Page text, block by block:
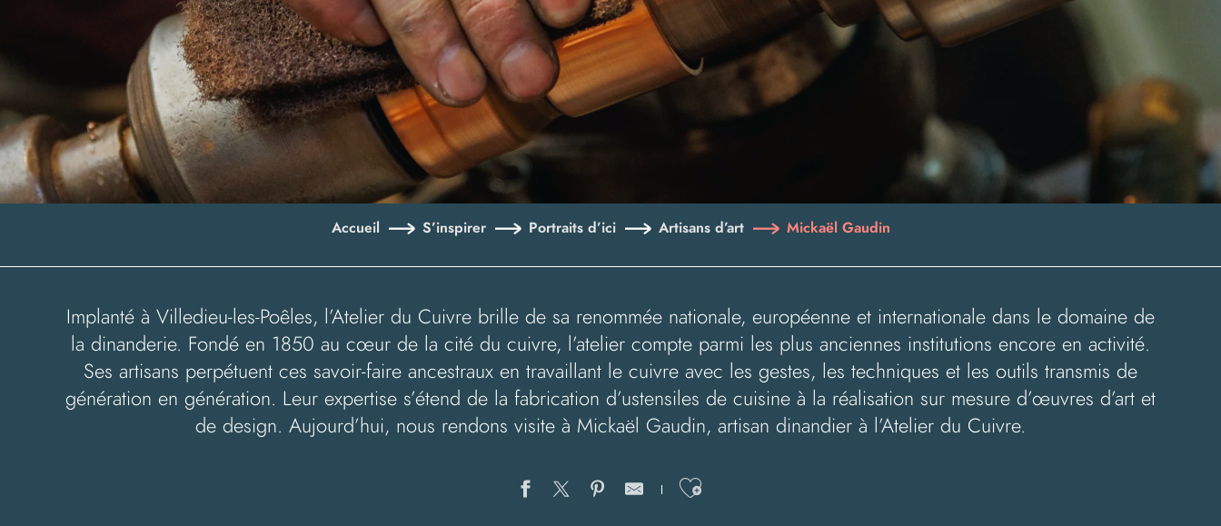
Accueil S’inspirer Portraits d’ici Artisans d’art Mickaël Gaudin
Implanté à Villedieu-les-Poêles, l’Atelier du Cuivre brille de sa renommée nationale, européenne et internationale dans le domaine de
la dinanderie. Fondé en 1850 au cœur de la cité du cuivre, l’atelier compte parmi les plus anciennes institutions encore en activité.
Ses artisans perpétuent ces savoir-faire ancestraux en travaillant le cuivre avec les gestes, les techniques et les outils transmis de
génération en génération. Leur expertise s’étend de la fabrication d’ustensiles de cuisine à la réalisation sur mesure d’œuvres d’art et
de design. Aujourd’hui, nous rendons visite à Mickaël Gaudin, artisan dinandier à l’Atelier du Cuivre.
Ajouter aux favoris